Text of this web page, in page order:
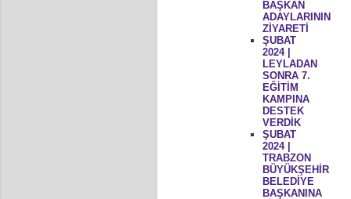
BAŞKAN
ADAYLARININ
ZİYARETİ
ŞUBAT
2024 |
LEYLADAN
SONRA 7.
EĞİTİM
KAMPINA
DESTEK
VERDİK
ŞUBAT
2024 |
TRABZON
BÜYÜKŞEHİR
BELEDİYE
BAŞKANINA